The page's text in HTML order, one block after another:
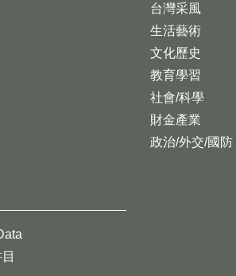
台灣采風
生活藝術
文化歷史
教育學習
社會/科學
財金產業
政治/外交/國防